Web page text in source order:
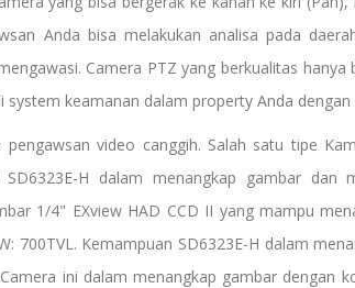
Anda bisa melakukan analisa pada
Camera PTZ yang berkualitas hanya
keamanan dalam property Anda dengan
video canggih. Salah satu tipe
H dalam menangkap gambar dan
1/4" EXview HAD CCD II yang mampu
700TVL. Kemampuan SD6323E-H dalam
ini dalam menangkap gambar dengan